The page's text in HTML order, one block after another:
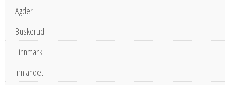
Agder
Buskerud
Finnmark
Innlandet